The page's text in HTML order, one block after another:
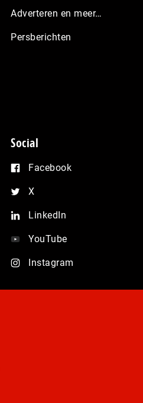
Adverteren en meer…
Persberichten
Social
Facebook
X
LinkedIn
YouTube
Instagram